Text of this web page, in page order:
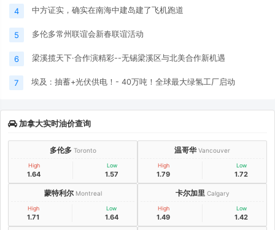
4 中方证实，确实在南海中建岛建了飞机跑道
5 多伦多常州联谊会新春联谊活动
6 梁溪揽天下·合作演精彩--无锡梁溪区与北美合作新机遇
7 埃及 : 抽蓄+光伏供电！- 40万吨！全球最大绿氢工厂启动
加拿大实时油价查询
多伦多 Toronto
High
1.64
Low
1.57
温哥华 Vancouver
High
1.79
Low
1.72
蒙特利尔 Montreal
High
1.71
Low
1.64
卡尔加里 Calgary
High
1.49
Low
1.42